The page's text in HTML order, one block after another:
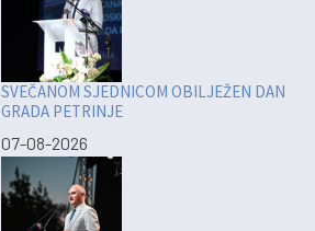
SVEČANOM SJEDNICOM OBILJEŽEN DAN
GRADA PETRINJE
07-08-2026